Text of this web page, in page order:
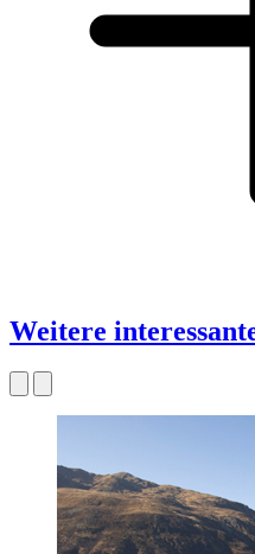
Weitere